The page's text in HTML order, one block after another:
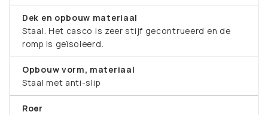
Dek en opbouw materiaal
Staal. Het casco is zeer stijf gecontrueerd en de
romp is geïsoleerd.
Opbouw vorm, materiaal
Staal met anti-slip
Roer